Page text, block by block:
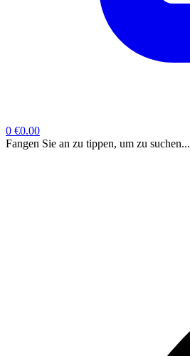
0 €0.00
Fangen Sie an zu tippen, um zu suchen...